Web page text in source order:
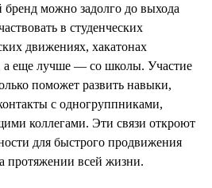
бренд можно задолго до выхода
в студенческих
движениях, хакатонах
а еще лучше — со школы. Участие
поможет развить навыки,
с одногруппниками,
коллегами. Эти связи откроют
для быстрого продвижения
протяжении всей жизни.